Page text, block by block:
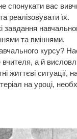
вас
реалізовувати їх.
завдання
та вміннями.
курсу?
а й
життєві
на уроці,